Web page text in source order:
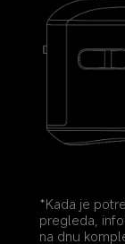
*Kada je
pregleda,
na dnu